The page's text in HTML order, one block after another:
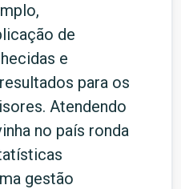
de
e
para os
Atendendo
no país ronda
gestão